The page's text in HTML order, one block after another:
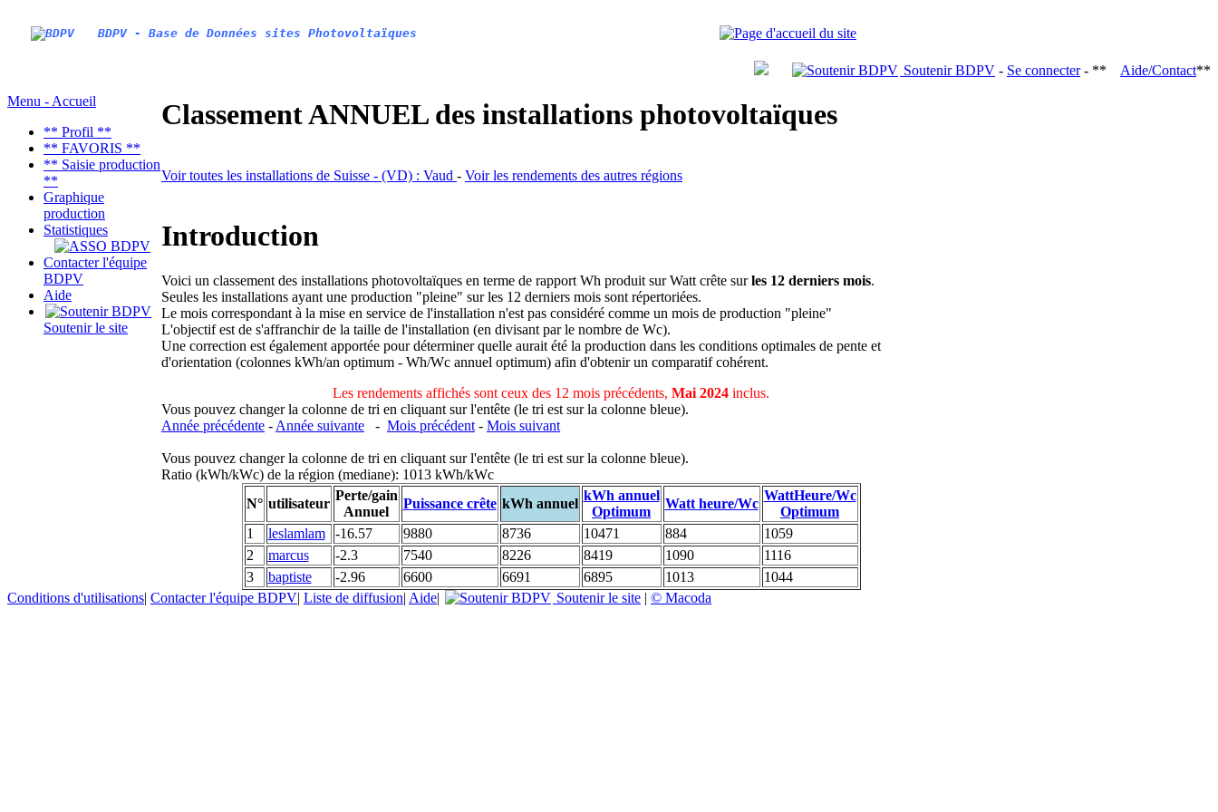
BDPV - Base de Données sites Photovoltaïques
Soutenir BDPV - Se connecter- ** Aide/Contact**
Menu - Accueil
** Profil **
** FAVORIS **
** Saisie production
**
Graphique
production
Statistiques
Contacter l'équipe
BDPV
Aide
Soutenir le site
Classement ANNUEL des installations photovoltaïques
Voir toutes les installations de Suisse - (VD) : Vaud - Voir les rendements des autres régions
Introduction
Voici un classement des installations photovoltaïques en terme de rapport Wh produit sur Watt crête surles 12 derniers mois.
Seules les installations ayant une production "pleine" sur les 12 derniers mois sont répertoriées.
Le mois correspondant à la mise en service de l'installation n'est pas considéré comme un mois de production "pleine"
L'objectif est de s'affranchir de la taille de l'installation (en divisant par le nombre de Wc).
Une correction est également apportée pour déterminer quelle aurait été la production dans les conditions optimales de pente et
d'orientation (colonnes kWh/an optimum - Wh/Wc annuel optimum) afin d'obtenir un comparatif cohérent.
Les rendements affichés sont ceux des 12 mois précédents, Mai 2024 inclus.
Vous pouvez changer la colonne de tri en cliquant sur l'entête (le tri est sur la colonne bleue).
Année précédente - Année suivante - Mois précédent - Mois suivant
Vous pouvez changer la colonne de tri en cliquant sur l'entête (le tri est sur la colonne bleue).
Ratio (kWh/kWc) de la région (mediane): 1013 kWh/kWc
N° utilisateur
Perte/gain
Annuel
Puissance crête kWh annuel
kWh annuel
Optimum
Watt heure/Wc
WattHeure/Wc
Optimum
1
leslamlam -16.57 9880 8736 10471 884
1059
2
marcus -2.3 7540 8226 8419 1090
1116
3
baptiste -2.96 6600 6691 6895 1013
1044
Conditions d'utilisations| Contacter l'équipe BDPV| Liste de diffusion| Aide| Soutenir le site | © Macoda